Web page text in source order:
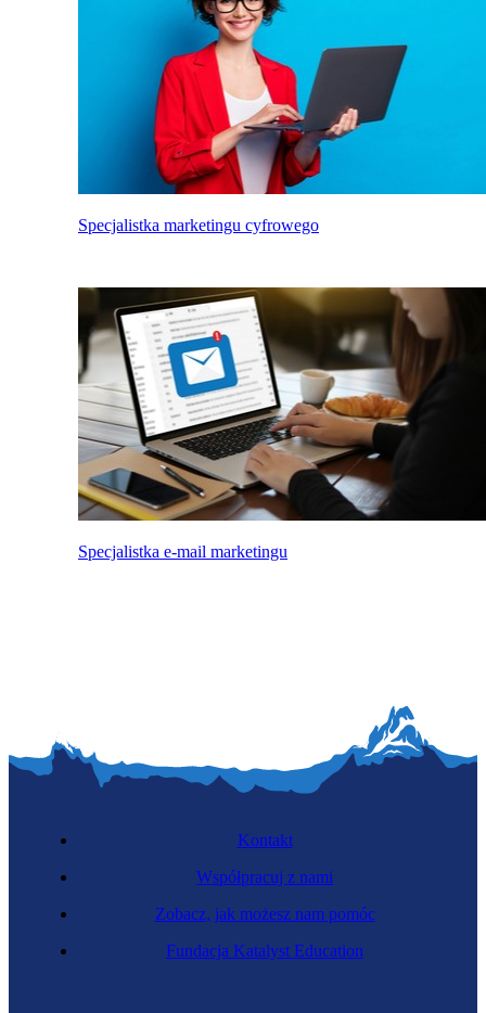
Specjalistka marketingu cyfrowego
Specjalistka e-mail marketingu
Kontakt
Współpracuj z nami
Zobacz, jak możesz nam pomóc
Fundacja Katalyst Education